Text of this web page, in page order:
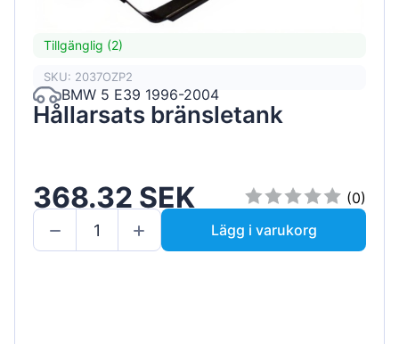
Tillgänglig (2)
SKU: 2037OZP2
BMW 5 E39 1996-2004
Hållarsats bränsletank
368.32 SEK
(0)
Lägg i varukorg